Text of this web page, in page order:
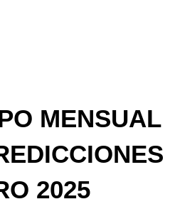
MENSUAL
2025